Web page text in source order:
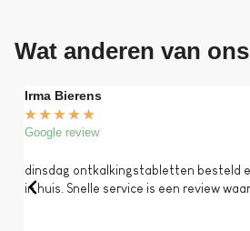
Wat anderen van
Irma Bierens
★ ★ ★ ★ ★
Google review
dinsdag ontkalkingstabletten besteld
in huis. Snelle service is een review